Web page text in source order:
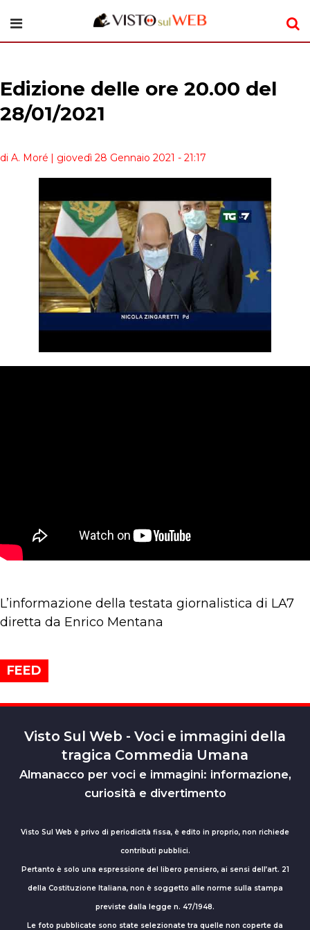
Edizione delle ore 20.00 del
28/01/2021
di A. Moré | giovedì 28 Gennaio 2021 - 21:17
L’informazione della testata giornalistica di LA7
diretta da Enrico Mentana
FEED
Visto Sul Web - Voci e immagini della
tragica Commedia Umana
Almanacco per voci e immagini: informazione,
curiosità e divertimento
Visto Sul Web è privo di periodicità fissa, è edito in proprio, non richiede
contributi pubblici.
Pertanto è solo una espressione del libero pensiero, ai sensi dell’art. 21
della Costituzione Italiana, non è soggetto alle norme sulla stampa
previste dalla legge n. 47/1948.
Le foto pubblicate sono state selezionate tra quelle non coperte da